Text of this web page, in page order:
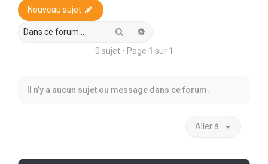
Nouveau sujet
Rechercher
0 sujet • Page 1 sur 1
Il n’y a aucun sujet ou message dans ce forum.
Aller à